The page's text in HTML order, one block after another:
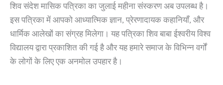
शिव संदेश मासिक पत्रिका का जुलाई महीना संस्करण अब उपलब्ध है।
इस पत्रिका में आपको आध्यात्मिक ज्ञान, प्रेरणादायक कहानियाँ, और
धार्मिक आलेखों का संग्रह मिलेगा। यह पत्रिका शिव बाबा ईश्वरीय विश्व
विद्यालय द्वारा प्रकाशित की गई है और यह हमारे समाज के विभिन्न वर्गों
के लोगों के लिए एक अनमोल उपहार है।